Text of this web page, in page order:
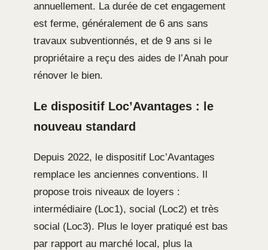
annuellement. La durée de cet engagement
est ferme, généralement de 6 ans sans
travaux subventionnés, et de 9 ans si le
propriétaire a reçu des aides de l’Anah pour
rénover le bien.
Le dispositif Loc’Avantages : le
nouveau standard
Depuis 2022, le dispositif Loc’Avantages
remplace les anciennes conventions. Il
propose trois niveaux de loyers :
intermédiaire (Loc1), social (Loc2) et très
social (Loc3). Plus le loyer pratiqué est bas
par rapport au marché local, plus la